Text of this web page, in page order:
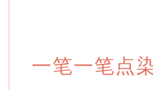
一笔一笔点